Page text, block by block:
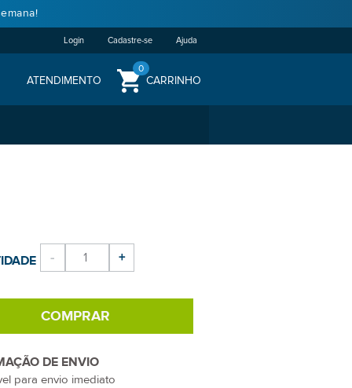
Login Cadastre-se Ajuda
ATENDIMENTO CARRINHO
0
- +
COMPRAR
DE ENVIO
para envio imediato